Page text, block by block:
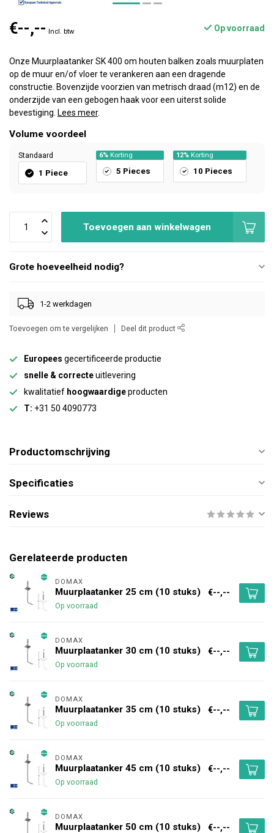
€--,-- Incl. btw Op voorraad
Onze Muurplaatanker SK 400 om houten balken zoals muurplaten
op de muur en/of vloer te verankeren aan een dragende
constructie. Bovenzijde voorzien van metrisch draad (m12) en de
onderzijde van een gebogen haak voor een uiterst solide
bevestiging. Lees meer.
Volume voordeel
Standaard
1 Piece
6%Korting
5 Pieces
12% Korting
10 Pieces
Toevoegen aan winkelwagen
Grote hoeveelheid nodig?
1-2 werkdagen
Toevoegen om te vergelijken Deel dit product
Europees gecertificeerde productie
snelle & correcteuitlevering
kwalitatief hoogwaardigeproducten
T: +31 50 4090773
Productomschrijving
Specificaties
Reviews
Gerelateerde producten
DOMAX
Muurplaatanker 25 cm (10 stuks)
Op voorraad
€--,--
DOMAX
Muurplaatanker 30 cm (10 stuks)
Op voorraad
€--,--
DOMAX
Muurplaatanker 35 cm (10 stuks)
Op voorraad
€--,--
DOMAX
Muurplaatanker 45 cm (10 stuks)
Op voorraad
€--,--
DOMAX
Muurplaatanker 50 cm (10 stuks) €--,--